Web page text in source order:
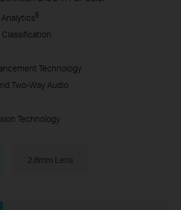
§
Classification
Technology
Two-Way Audio
Technology
2.8mm Lens